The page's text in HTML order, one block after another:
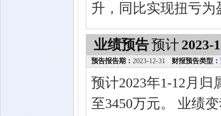
升，同比实现扭亏为
业绩预告预计 2023-
预告报告期： 2023-12-31 财报预告类型：
预计2023年1-12月
至3450万元。 业绩